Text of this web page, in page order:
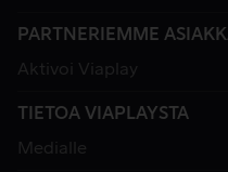
PARTNERIEMME
Aktivoi Viaplay
TIETOA VIAPLAYSTA
Medialle